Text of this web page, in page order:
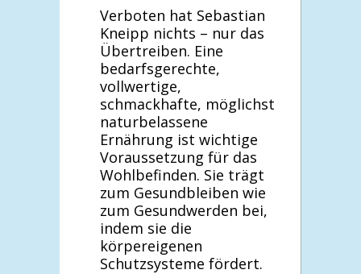
Verboten hat Sebastian
Kneipp nichts – nur das
Übertreiben. Eine
bedarfsgerechte,
vollwertige,
schmackhafte, möglichst
naturbelassene
Ernährung ist wichtige
Voraussetzung für das
Wohlbefinden. Sie trägt
zum Gesundbleiben wie
zum Gesundwerden bei,
indem sie die
körpereigenen
Schutzsysteme fördert.